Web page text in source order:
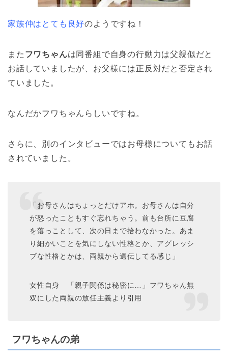
家族仲はとても良好のようですね！
また フワちゃんは同番組で自身の行動力は父親似だと
お話していましたが、お父様には正反対だと否定され
ていました。
なんだかフワちゃんらしいですね。
さらに、別のインタビューではお母様についてもお話
されていました。
「お母さんはちょっとだけアホ。お母さんは自分
が怒ったこともすぐ忘れちゃう。前も台所に豆腐
を落っことして、次の日まで拾わなかった。あま
り細かいことを気にしない性格とか、アグレッシ
ブな性格とかは、両親から遺伝してる感じ」
女性自身 「親子関係は秘密に…」フワちゃん無
双にした両親の放任主義より引用
フワちゃんの弟